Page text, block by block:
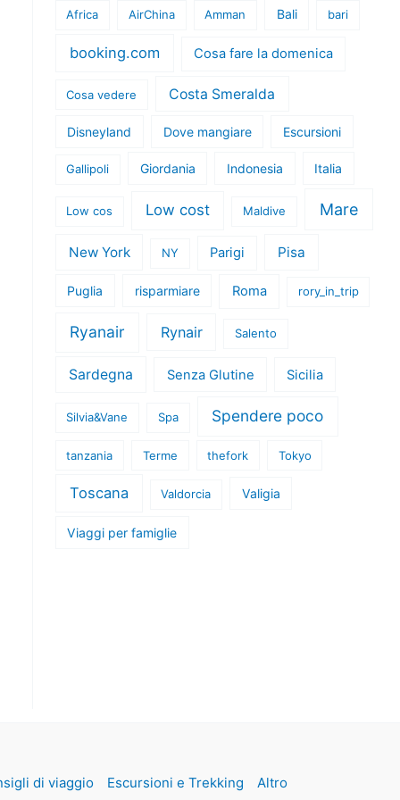
Africa AirChina Amman Bali bari
booking.com Cosa fare la domenica
Cosa vedere Costa Smeralda
Disneyland Dove mangiare Escursioni
Gallipoli Giordania Indonesia Italia
Low cos Low cost Maldive Mare
New York NY Parigi Pisa
Puglia risparmiare Roma rory_in_trip
Ryanair Rynair Salento
Sardegna Senza Glutine Sicilia
Silvia&Vane Spa Spendere poco
tanzania Terme thefork Tokyo
Toscana Valdorcia Valigia
Viaggi per famiglie
di viaggio Escursioni e Trekking Altro